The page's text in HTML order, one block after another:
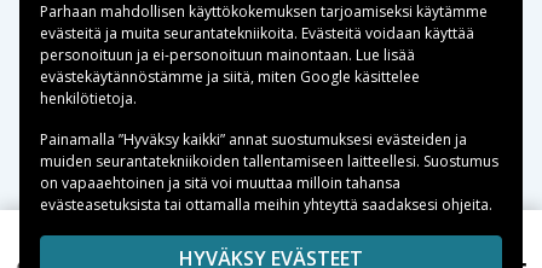
Maksuvaihtoehdot
Toimitusvaihtoehdot
Copyright © 2026, Spares Nordic AB
Parhaan mahdollisen käyttökokemuksen tarjoamiseksi käytämme
evästeitä ja muita seurantatekniikoita. Evästeitä voidaan käyttää
personoituun ja ei-personoituun mainontaan. Lue lisää
evästekäytännöstämme ja siitä, miten Google käsittelee
henkilötietoja.
Painamalla ”Hyväksy kaikki” annat suostumuksesi evästeiden ja
muiden seurantatekniikoiden tallentamiseen laitteellesi. Suostumus
on vapaaehtoinen ja sitä voi muuttaa milloin tahansa
evästeasetuksista tai ottamalla meihin yhteyttä saadaksesi ohjeita.
HYVÄKSY EVÄSTEET